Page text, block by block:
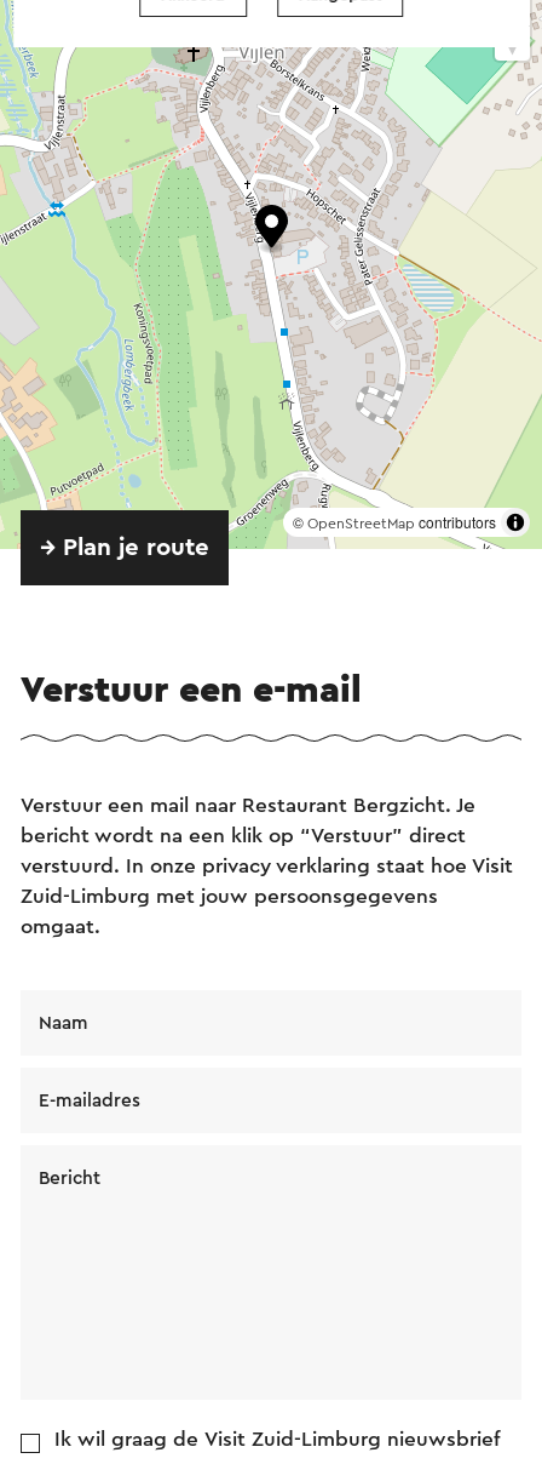
© OpenStreetMap contributors
→ Plan je route
Verstuur een e-mail
Verstuur een mail naar Restaurant Bergzicht. Je
bericht wordt na een klik op “Verstuur” direct
verstuurd. In onze privacy verklaring staat hoe Visit
Zuid-Limburg met jouw persoonsgegevens
omgaat.
Naam
E-mailadres
Bericht
Ik wil graag de Visit Zuid-Limburg nieuwsbrief